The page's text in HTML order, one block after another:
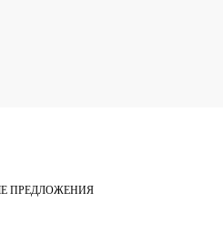
ПРЕДЛОЖЕНИЯ